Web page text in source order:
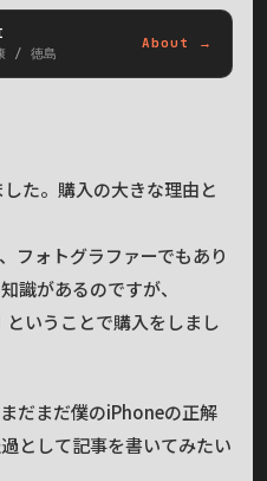
/ 徳島
About →
た。購入の大きな理由と
フォトグラファーでもあり
識があるのですが、
いうことで購入をしまし
だまだ僕のiPhoneの正解
として記事を書いてみたい